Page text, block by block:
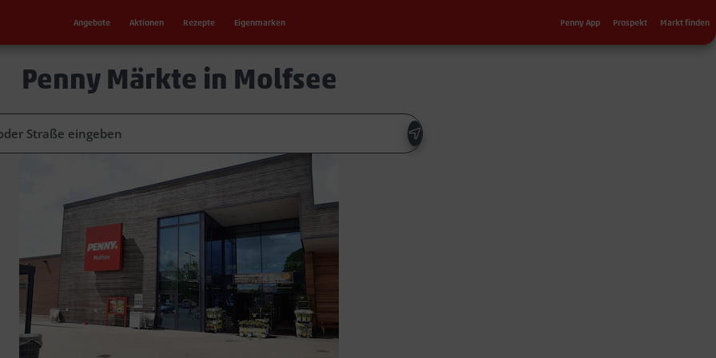
Angebote Aktionen Rezepte Eigenmarken Sekundärnavigation
Penny App Prospekt Markt finden
Penny Märkte in Molfsee